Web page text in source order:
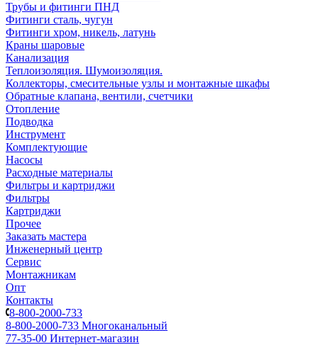
Трубы и фитинги ПНД
Фитинги сталь, чугун
Фитинги хром, никель, латунь
Краны шаровые
Канализация
Теплоизоляция. Шумоизоляция.
Коллекторы, смесительные узлы и монтажные шкафы
Обратные клапана, вентили, счетчики
Отопление
Подводка
Инструмент
Комплектующие
Насосы
Расходные материалы
Фильтры и картриджи
Фильтры
Картриджи
Прочее
Заказать мастера
Инженерный центр
Сервис
Монтажникам
Опт
Контакты
8-800-2000-733
8-800-2000-733 Многоканальный
77-35-00 Интернет-магазин